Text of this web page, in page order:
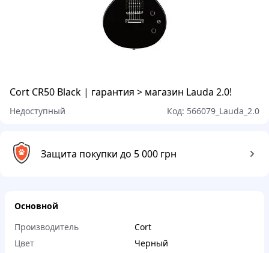
Cort CR50 Black | гарантия > магазин Lauda 2.0!
Недоступный Код: 566079_Lauda_2.0
Защита покупки до 5 000 грн
Основной
Производитель
Cort
Цвет
Черный